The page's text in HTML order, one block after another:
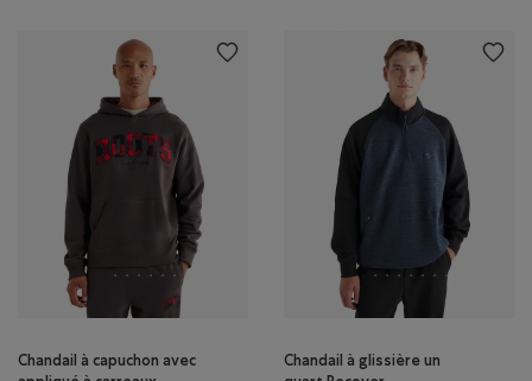
Chandail à capuchon avec
Chandail à glissière un